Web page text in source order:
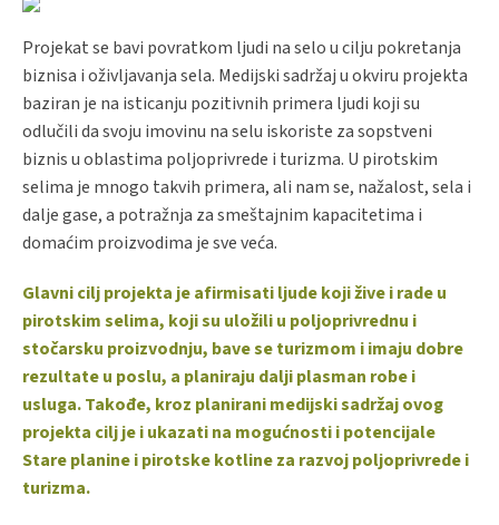
Projekat se bavi povratkom ljudi na selo u cilju pokretanja
biznisa i oživljavanja sela. Medijski sadržaj u okviru projekta
baziran je na isticanju pozitivnih primera ljudi koji su
odlučili da svoju imovinu na selu iskoriste za sopstveni
biznis u oblastima poljoprivrede i turizma. U pirotskim
selima je mnogo takvih primera, ali nam se, nažalost, sela i
dalje gase, a potražnja za smeštajnim kapacitetima i
domaćim proizvodima je sve veća.
Glavni cilj projekta je afirmisati ljude koji žive i rade u
pirotskim selima, koji su uložili u poljoprivrednu i
stočarsku proizvodnju, bave se turizmom i imaju dobre
rezultate u poslu, a planiraju dalji plasman robe i
usluga. Takođe, kroz planirani medijski sadržaj ovog
projekta cilj je i ukazati na mogućnosti i potencijale
Stare planine i pirotske kotline za razvoj poljoprivrede i
turizma.